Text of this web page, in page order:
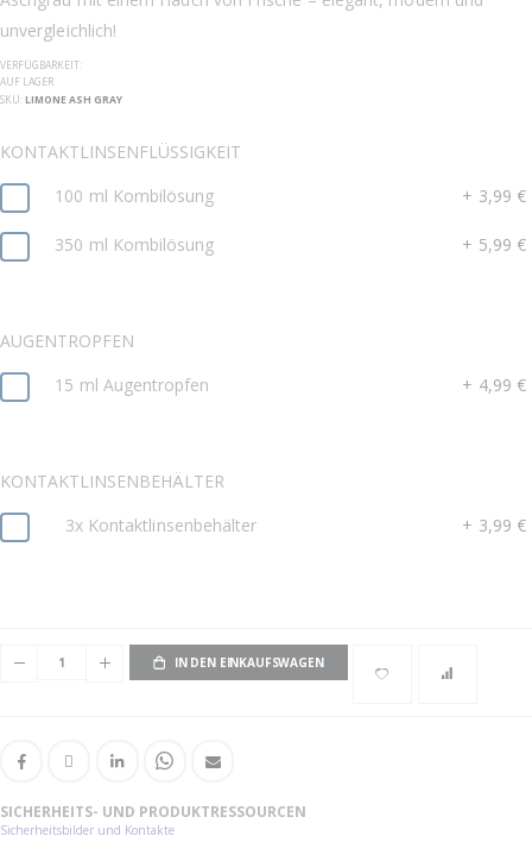
unvergleichlich!
VERFÜGBARKEIT:
AUF LAGER
SKU LIMONE ASH GRAY
KONTAKTLINSENFLÜSSIGKEIT
100 ml Kombilösung
+ 3,99 €
350 ml Kombilösung + 5,99 €
AUGENTROPFEN
15 ml Augentropfen
+ 4,99 €
KONTAKTLINSENBEHÄLTER
3x Kontaktlinsenbehälter
+ 3,99 €
IN DEN EINKAUFSWAGEN
SICHERHEITS- UND PRODUKTRESSOURCEN
Sicherheitsbilder und Kontakte